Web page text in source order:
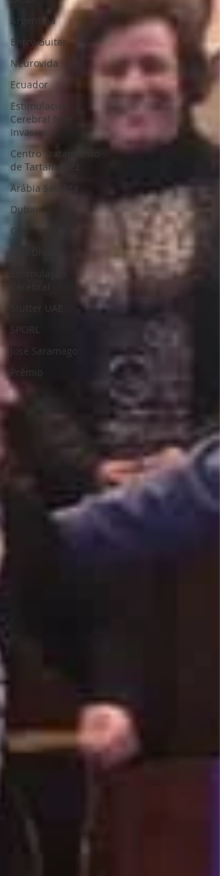
Argentina
Barry Guitar
Neurovida
Ecuador
Estimulación
Cerebral Non
Invasiva
Centro Tratamiento
de Tartamudez
Arábia Saudita
Dubai
CIAT
Stutter UAE
SPORL
José Saramago
Prémio